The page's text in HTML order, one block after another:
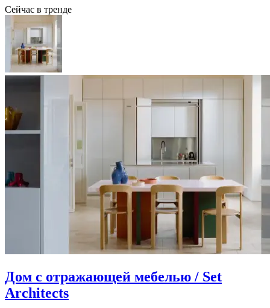
Сейчас в тренде
Дом с отражающей мебелью / Set
Architects